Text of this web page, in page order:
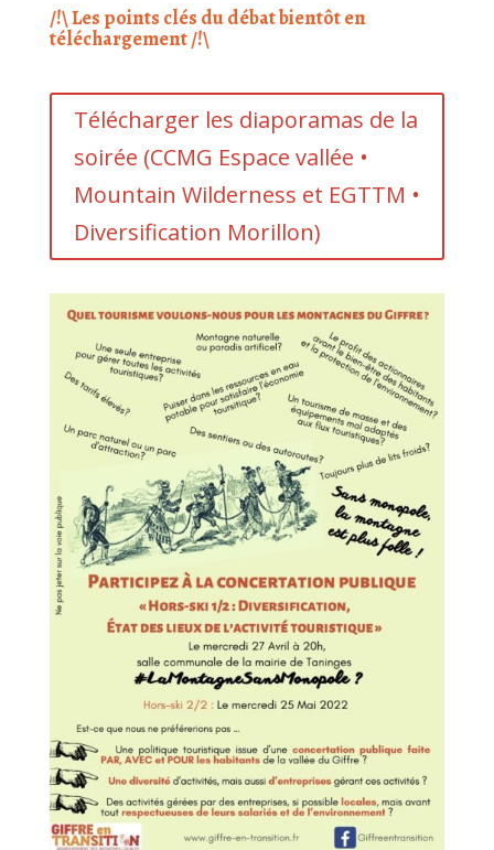
/!\ Les points clés du débat bientôt en
téléchargement /!\
Télécharger les diaporamas de la
soirée (CCMG Espace vallée •
Mountain Wilderness et EGTTM •
Diversification Morillon)